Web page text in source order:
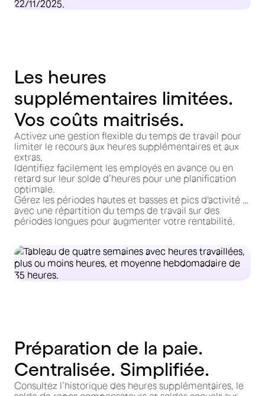
Les heures
supplémentaires limitées.
Vos coûts maitrisés.
Activez une gestion flexible du temps de travail pour
limiter le recours aux heures supplémentaires et aux
extras.
Identifiez facilement les employés en avance ou en
retard sur leur solde d’heures pour une planification
optimale.
Gérez les périodes hautes et basses et pics d'activité …
avec une répartition du temps de travail sur des
périodes longues pour augmenter votre rentabilité.
Préparation de la paie.
Centralisée. Simplifiée.
Consultez l’historique des heures supplémentaires, le